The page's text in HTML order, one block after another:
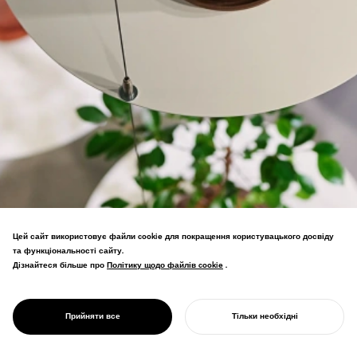
PROJECT
REN
кімнатних рослин, відірваних від
Цей сайт використовує файли cookie для покращення користувацького досвіду
та функціональності сайту.
Дізнайтеся більше про Політику щодо файлів cookie
Політику щодо файлів cookie .
Прийняти все Тільки необхідні